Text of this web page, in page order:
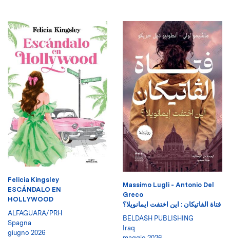
Felicia Kingsley
ESCÁNDALO EN
HOLLYWOOD
ALFAGUARA/PRH
Spagna
giugno 2026
Massimo Lugli - Antonio Del
Greco
فتاة الفاتيكان : اين اختفت ايمانويلا؟
BELDASH PUBLISHING
Iraq